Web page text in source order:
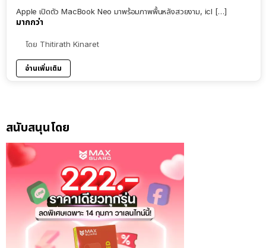
Apple เปิดตัว MacBook Neo มาพร้อมภาพพื้นหลังสวยงาม, icl […]
มากกว่า
โดย Thitirath Kinaret
อ่านเพิ่มเติม
สนับสนุนโดย